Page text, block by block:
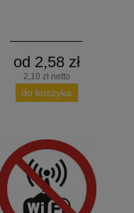
od 2,58 zł
2,10 zł netto
do koszyka